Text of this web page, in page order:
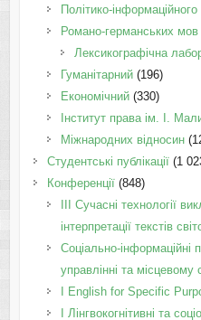
Політико-
Романо-германських мов
Лексикографічна
Гуманітарний(196)
Економічний(330)
Інститут права ім. І.
Міжнародних відносин
Студентські публікації(1
Конференції(848)
III Сучасні технології
інтерпретації текстів
Соціально-
управлінні та місцевому
І English for Specific
I Лінгвокогнітивні та